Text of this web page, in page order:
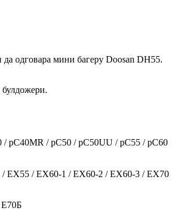
да одговара мини багеру Doosan DH55.
pC40MR / pC50 / pC50UU / pC55 / pC60
EX55 / EX60-1 / EX60-2 / EX60-3 / EX70